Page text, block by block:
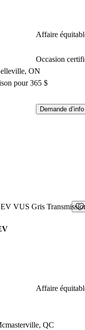
Affaire
Occasion
ON
pour 365 $
Demande d’info
Affaire
QC